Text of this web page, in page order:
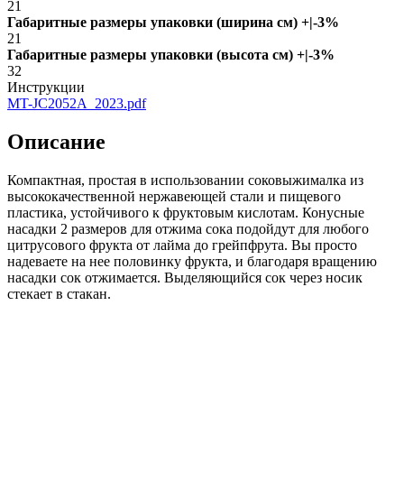
21
Габаритные размеры упаковки (ширина см) +|-3%
21
Габаритные размеры упаковки (высота см) +|-3%
32
Инструкции
MT-JC2052A_2023.pdf
Описание
Компактная, простая в использовании соковыжималка из
высококачественной нержавеющей стали и пищевого
пластика, устойчивого к фруктовым кислотам. Конусные
насадки 2 размеров для отжима сока подойдут для любого
цитрусового фрукта от лайма до грейпфрута. Вы просто
надеваете на нее половинку фрукта, и благодаря вращению
насадки сок отжимается. Выделяющийся сок через носик
стекает в стакан.